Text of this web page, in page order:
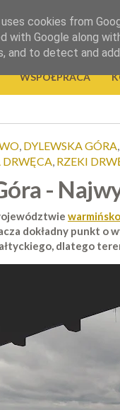
.
WSPÓŁPRACA
, DYLEWSKA GÓRA,
DRWĘCA, RZEKI
-
dokładny punkt o
dlatego
cookies from
with Google along
and to detect and